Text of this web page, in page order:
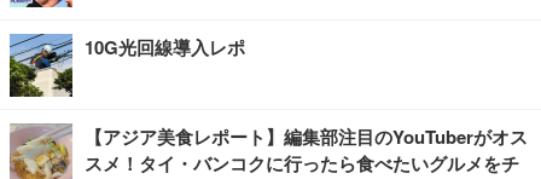
10G光回線導入レポ
【アジア美食レポート】編集部注目のYouTuberがオス
スメ！タイ・バンコクに行ったら食べたいグルメをチ